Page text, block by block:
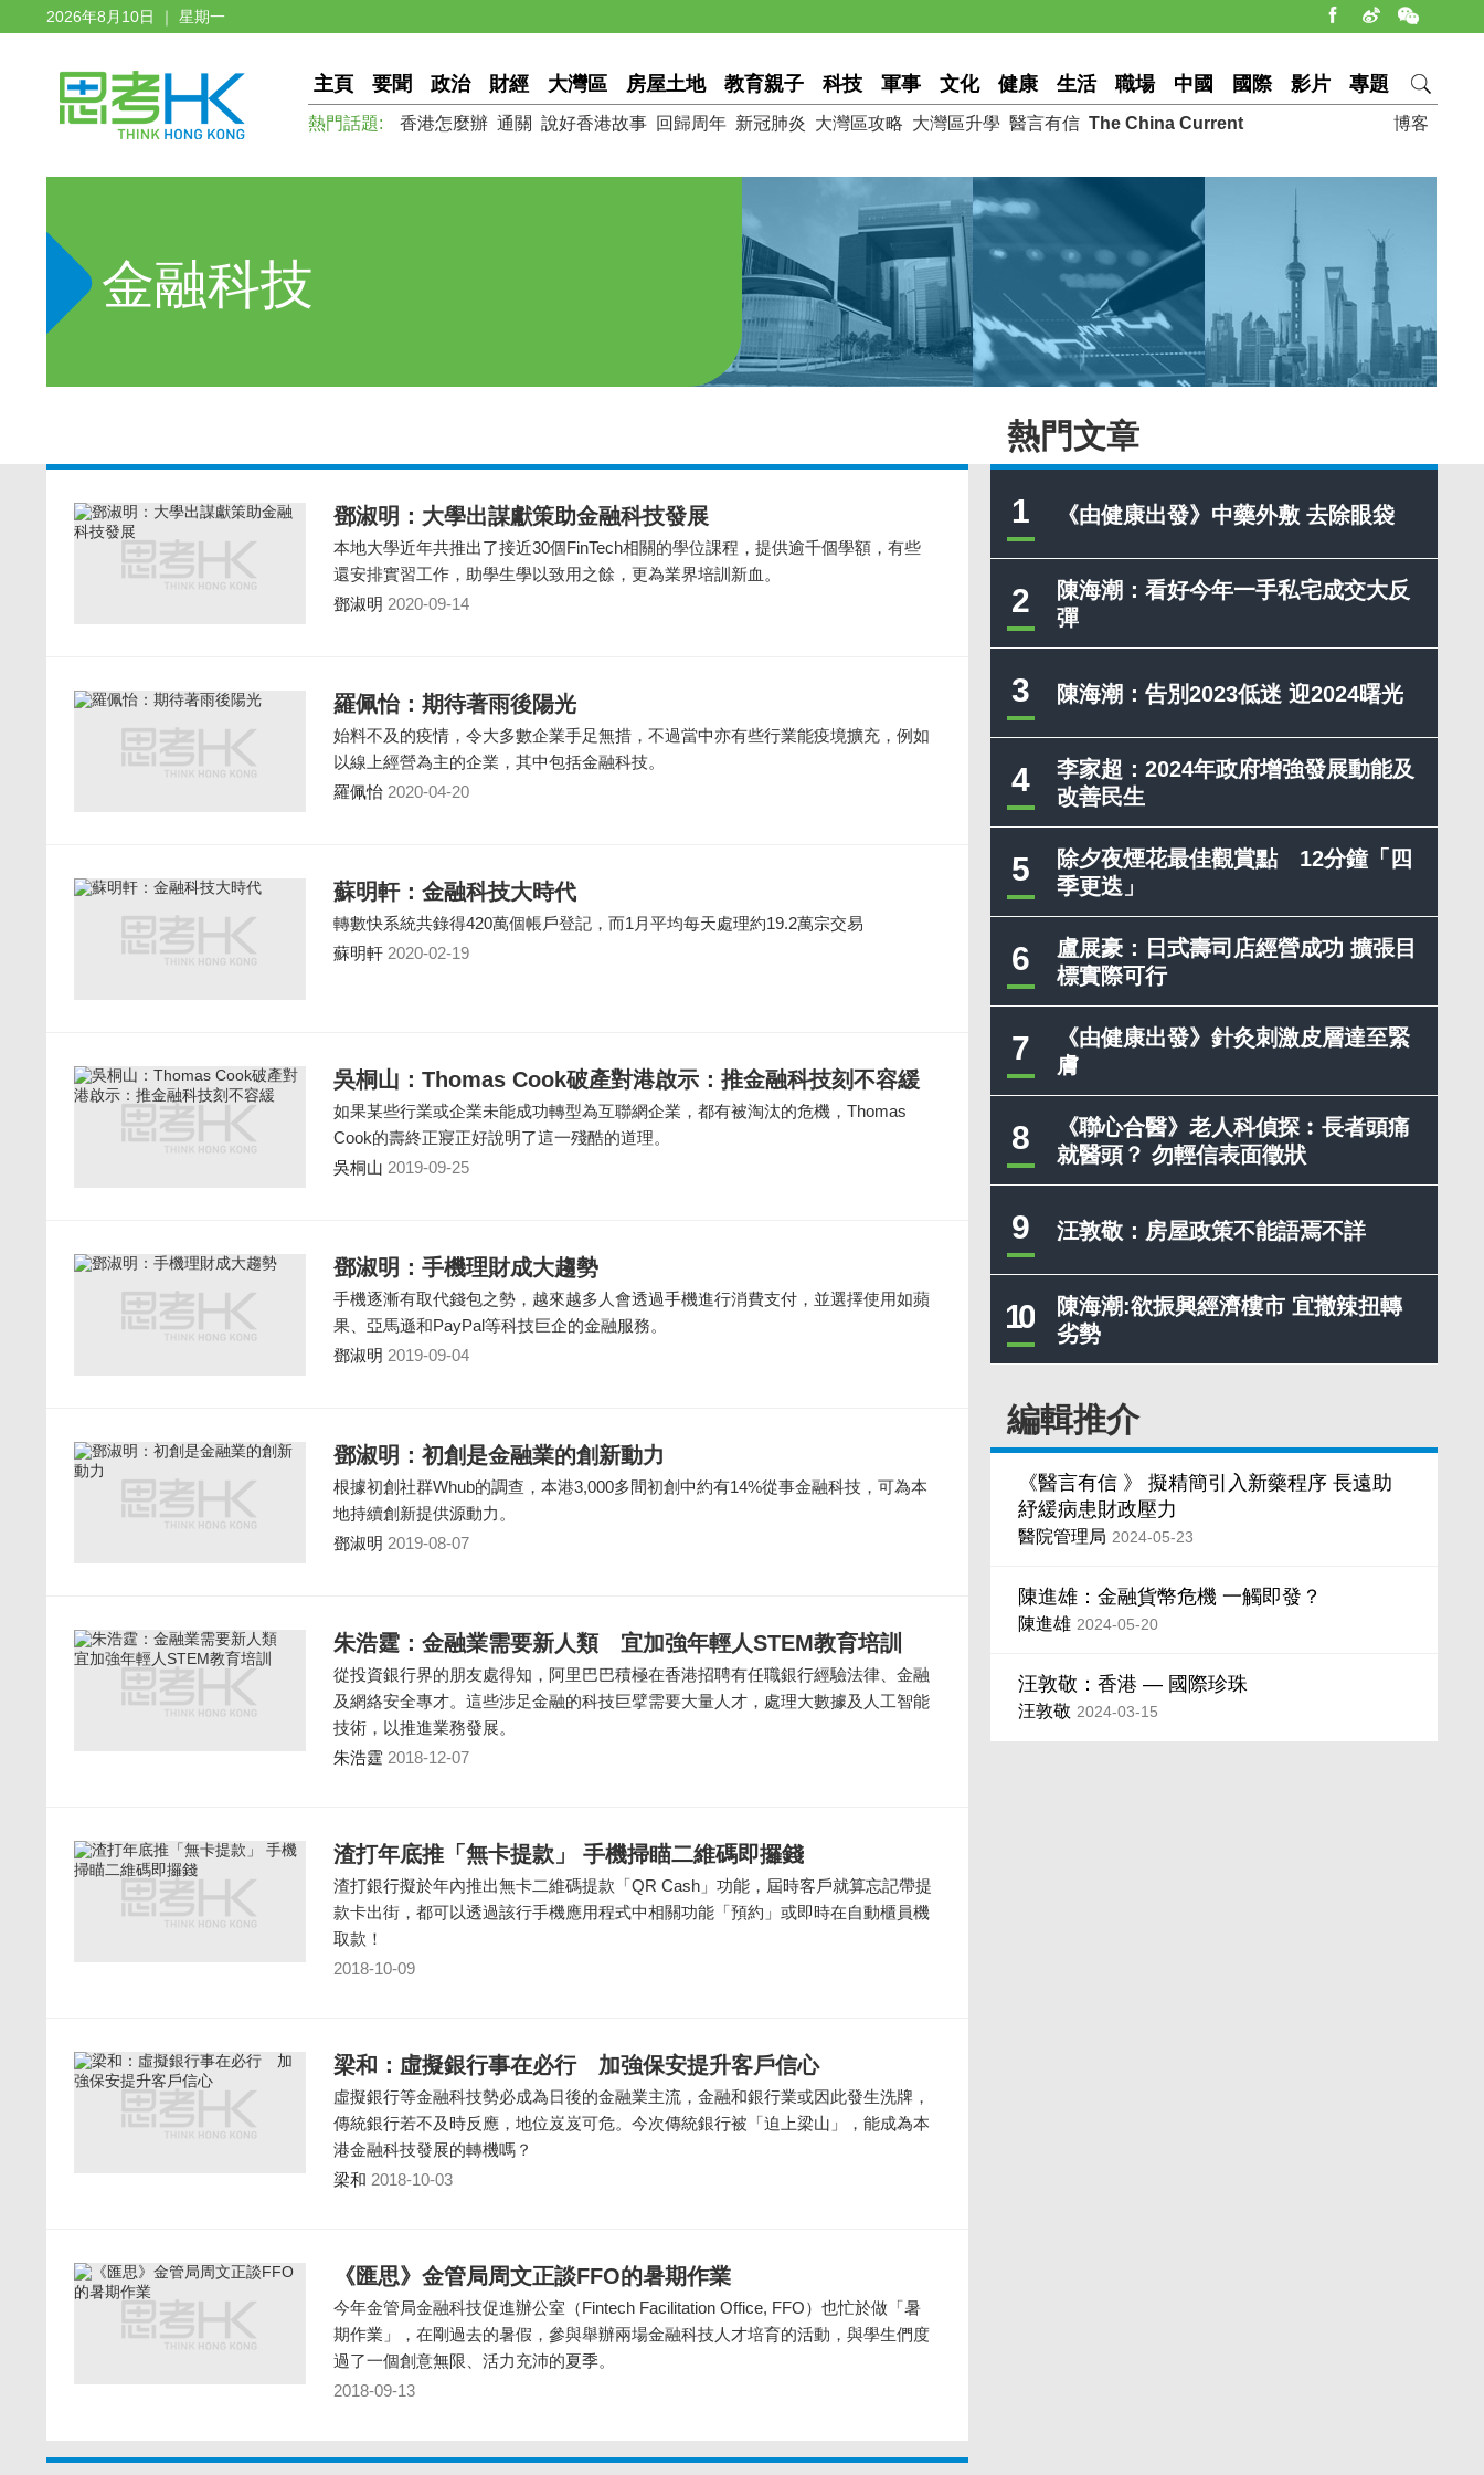
2026年8月10日 ｜ 星期一
主頁 要聞 政治 財經 大灣區 房屋土地 教育親子 科技 軍事 文化 健康 生活 職場 中國 國際 影片 專題
博客
熱門話題: 香港怎麼辦 通關 說好香港故事 回歸周年 新冠肺炎 大灣區攻略 大灣區升學 醫言有信 The China Current
金融科技
熱門文章
1 《由健康出發》中藥外敷 去除眼袋
2
陳海潮：看好今年一手私宅成交大反
彈
3 陳海潮：告別2023低迷 迎2024曙光
4
李家超：2024年政府增強發展動能及
改善民生
5
除夕夜煙花最佳觀賞點 12分鐘「四
季更迭」
6
盧展豪：日式壽司店經營成功 擴張目
標實際可行
7
《由健康出發》針灸刺激皮層達至緊
膚
8
《聯心合醫》老人科偵探︰長者頭痛
就醫頭？ 勿輕信表面徵狀
9 汪敦敬：房屋政策不能語焉不詳
10
陳海潮:欲振興經濟樓市 宜撤辣扭轉
劣勢
編輯推介
《醫言有信 》 擬精簡引入新藥程序 長遠助
紓緩病患財政壓力
醫院管理局 2024-05-23
陳進雄：金融貨幣危機 一觸即發？
陳進雄 2024-05-20
汪敦敬：香港 — 國際珍珠
汪敦敬 2024-03-15
鄧淑明：大學出謀獻策助金融科技發展
本地大學近年共推出了接近30個FinTech相關的學位課程，提供逾千個學額，有些
還安排實習工作，助學生學以致用之餘，更為業界培訓新血。
鄧淑明 2020-09-14
羅佩怡：期待著雨後陽光
始料不及的疫情，令大多數企業手足無措，不過當中亦有些行業能疫境擴充，例如
以線上經營為主的企業，其中包括金融科技。
羅佩怡 2020-04-20
蘇明軒：金融科技大時代
轉數快系統共錄得420萬個帳戶登記，而1月平均每天處理約19.2萬宗交易
蘇明軒 2020-02-19
吳桐山：Thomas Cook破產對港啟示：推金融科技刻不容緩
如果某些行業或企業未能成功轉型為互聯網企業，都有被淘汰的危機，Thomas
Cook的壽終正寢正好說明了這一殘酷的道理。
吳桐山 2019-09-25
鄧淑明：手機理財成大趨勢
手機逐漸有取代錢包之勢，越來越多人會透過手機進行消費支付，並選擇使用如蘋
果、亞馬遜和PayPal等科技巨企的金融服務。
鄧淑明 2019-09-04
鄧淑明：初創是金融業的創新動力
根據初創社群Whub的調查，本港3,000多間初創中約有14%從事金融科技，可為本
地持續創新提供源動力。
鄧淑明 2019-08-07
朱浩霆：金融業需要新人類 宜加強年輕人STEM教育培訓
從投資銀行界的朋友處得知，阿里巴巴積極在香港招聘有任職銀行經驗法律、金融
及網絡安全專才。這些涉足金融的科技巨擘需要大量人才，處理大數據及人工智能
技術，以推進業務發展。
朱浩霆 2018-12-07
渣打年底推「無卡提款」 手機掃瞄二維碼即攞錢
渣打銀行擬於年內推出無卡二維碼提款「QR Cash」功能，屆時客戶就算忘記帶提
款卡出街，都可以透過該行手機應用程式中相關功能「預約」或即時在自動櫃員機
取款！
2018-10-09
梁和：虛擬銀行事在必行 加強保安提升客戶信心
虛擬銀行等金融科技勢必成為日後的金融業主流，金融和銀行業或因此發生洗牌，
傳統銀行若不及時反應，地位岌岌可危。今次傳統銀行被「迫上梁山」，能成為本
港金融科技發展的轉機嗎？
梁和 2018-10-03
《匯思》金管局周文正談FFO的暑期作業
今年金管局金融科技促進辦公室（Fintech Facilitation Office, FFO）也忙於做「暑
期作業」，在剛過去的暑假，參與舉辦兩場金融科技人才培育的活動，與學生們度
過了一個創意無限、活力充沛的夏季。
2018-09-13